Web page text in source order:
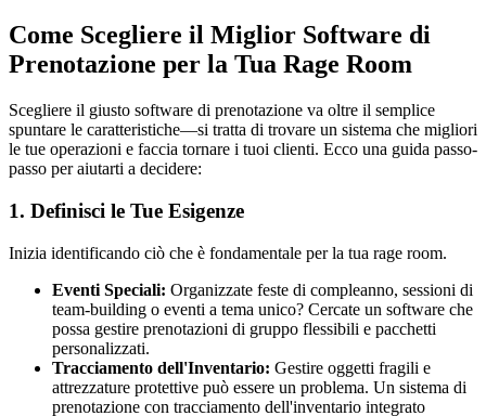
Come Scegliere il Miglior Software di
Prenotazione per la Tua Rage Room
Scegliere il giusto software di prenotazione va oltre il semplice
spuntare le caratteristiche—si tratta di trovare un sistema che migliori
le tue operazioni e faccia tornare i tuoi clienti. Ecco una guida passo-
passo per aiutarti a decidere:
1. Definisci le Tue Esigenze
Inizia identificando ciò che è fondamentale per la tua rage room.
Eventi Speciali: Organizzate feste di compleanno, sessioni di
team-building o eventi a tema unico? Cercate un software che
possa gestire prenotazioni di gruppo flessibili e pacchetti
personalizzati.
Tracciamento dell'Inventario: Gestire oggetti fragili e
attrezzature protettive può essere un problema. Un sistema di
prenotazione con tracciamento dell'inventario integrato